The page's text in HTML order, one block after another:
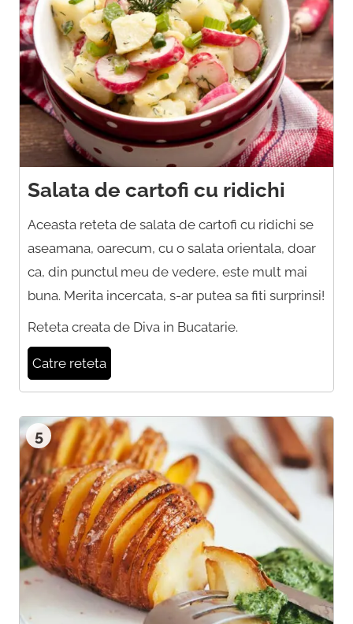
Salata de cartofi cu ridichi
Aceasta reteta de salata de cartofi cu ridichi se
aseamana, oarecum, cu o salata orientala, doar
ca, din punctul meu de vedere, este mult mai
buna. Merita incercata, s-ar putea sa fiti surprinsi!
Reteta creata de Diva in Bucatarie.
Catre reteta
5